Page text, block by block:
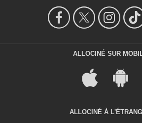
ALLOCINÉ SUR
ALLOCINÉ À